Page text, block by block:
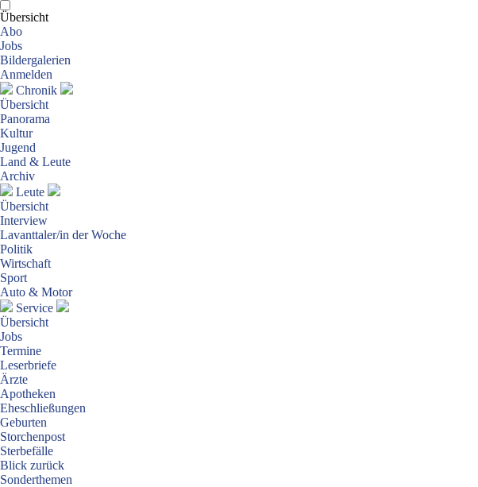
Übersicht
Abo
Jobs
Bildergalerien
Anmelden
Chronik
Übersicht
Panorama
Kultur
Jugend
Land & Leute
Archiv
Leute
Übersicht
Interview
Lavanttaler/in der Woche
Politik
Wirtschaft
Sport
Auto & Motor
Service
Übersicht
Jobs
Termine
Leserbriefe
Ärzte
Apotheken
Eheschließungen
Geburten
Storchenpost
Sterbefälle
Blick zurück
Sonderthemen